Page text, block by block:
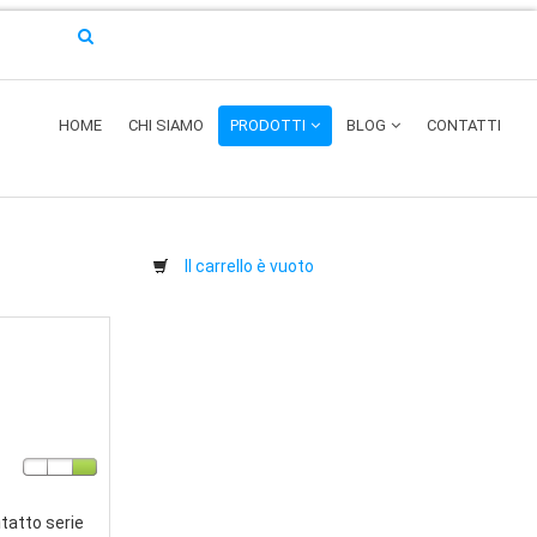
HOME CHI SIAMO PRODOTTI BLOG CONTATTI
serie
Il carrello è vuoto